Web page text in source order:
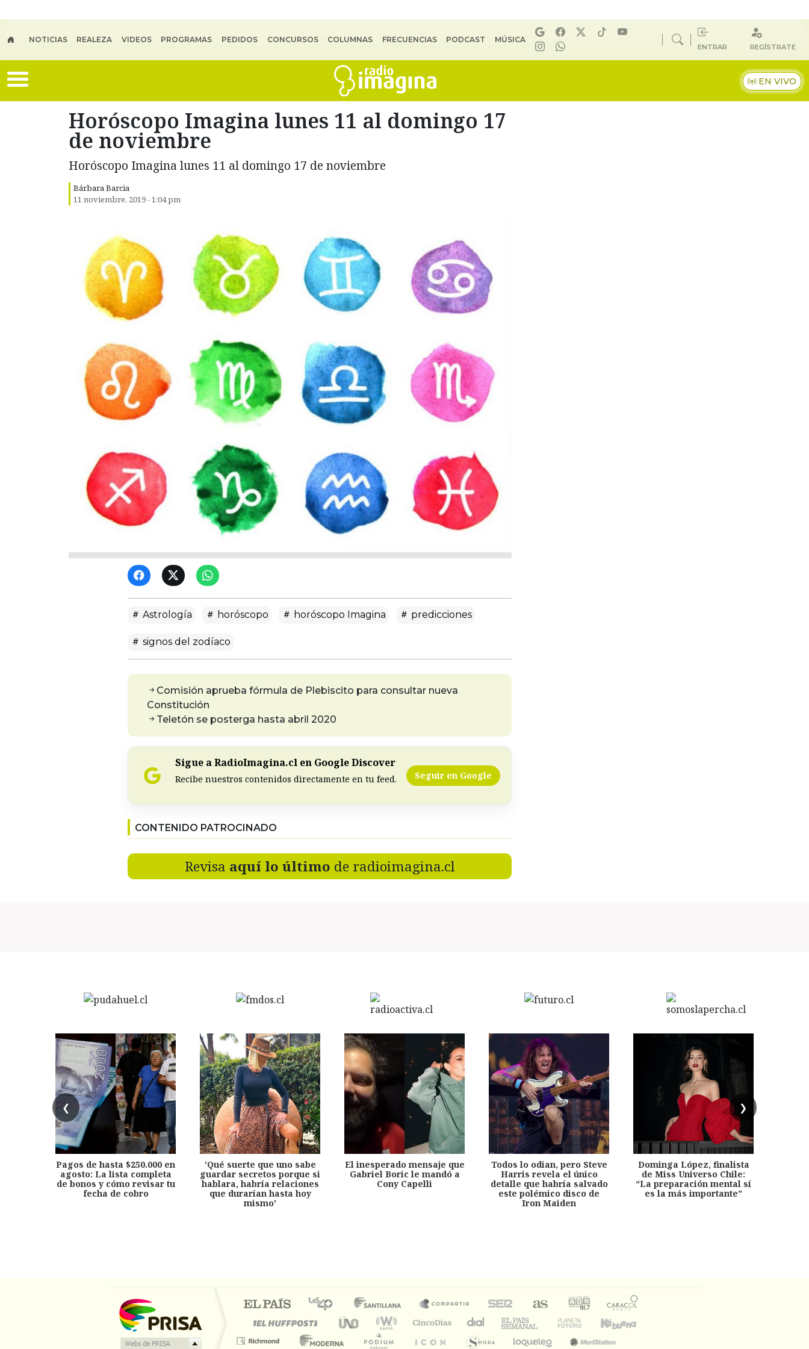
NOTICIAS REALEZA VIDEOS PROGRAMAS PEDIDOS CONCURSOS COLUMNAS FRECUENCIAS PODCAST MÚSICA
ENTRAR REGÍSTRATE
EN VIVO
Horóscopo Imagina lunes 11 al domingo 17
de noviembre
Horóscopo Imagina lunes 11 al domingo 17 de noviembre
Bárbara Barcia
11 noviembre, 2019 - 1:04 pm
Astrología horóscopo horóscopo Imagina predicciones
signos del zodíaco
Comisión aprueba fórmula de Plebiscito para consultar nueva
Constitución
Teletón se posterga hasta abril 2020
Sigue a RadioImagina.cl en Google Discover
Recibe nuestros contenidos directamente en tu feed. Seguir en Google
CONTENIDO PATROCINADO
Revisa aquí lo último de radioimagina.cl
❮ ❯
Pagos de hasta $250.000 en
agosto: La lista completa
de bonos y cómo revisar tu
fecha de cobro
'Qué suerte que uno sabe
guardar secretos porque si
hablara, habría relaciones
que durarían hasta hoy
mismo'
El inesperado mensaje que
Gabriel Boric le mandó a
Cony Capelli
Todos lo odian, pero Steve
Harris revela el único
detalle que habría salvado
este polémico disco de
Iron Maiden
Dominga López, finalista
de Miss Universo Chile:
“La preparación mental sí
es la más importante”